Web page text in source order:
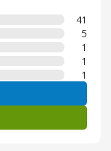
41
5
1
1
1